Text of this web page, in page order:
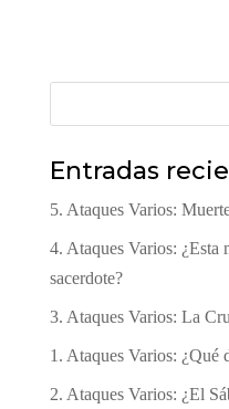
Entradas
5. Ataques Varios:
4. Ataques Varios: ¿Esta
sacerdote?
3. Ataques Varios: La
1. Ataques Varios: ¿Qué
2. Ataques Varios: ¿El